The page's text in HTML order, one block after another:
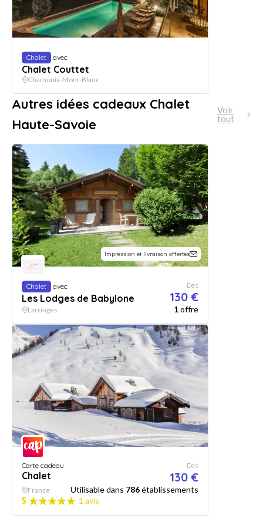
Chalet avec
Chalet Couttet
Chamonix-Mont-Blanc
Autres idées cadeaux Chalet
Haute-Savoie
Voir
tout
Impression et livraison offertes
Chalet avec
Les Lodges de Babylone
Dès
130 €
Larringes 1offre
Carte cadeau
Chalet
Dès
130 €
France Utilisable dans 786établissements
5
1 avis